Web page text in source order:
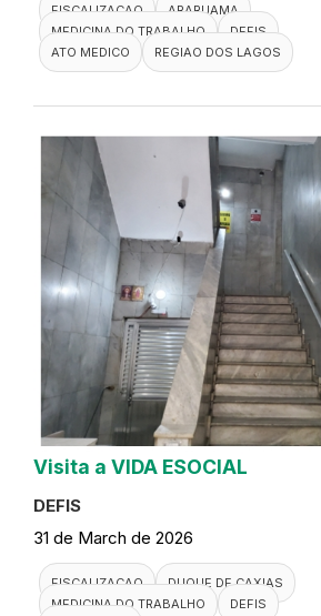
FISCALIZACAO
ARARUAMA
MEDICINA DO TRABALHO
DEFIS
ATO MEDICO
REGIAO DOS LAGOS
Visita a VIDA ESOCIAL
DEFIS
31 de March de 2026
FISCALIZACAO
DUQUE DE CAXIAS
MEDICINA DO TRABALHO
DEFIS